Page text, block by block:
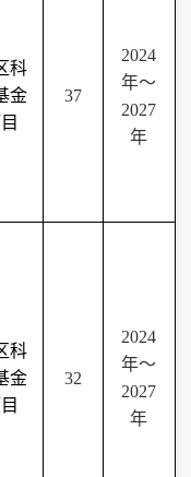
科
金
37
2024
年～
2027
年
科
金
32
2024
年～
2027
年